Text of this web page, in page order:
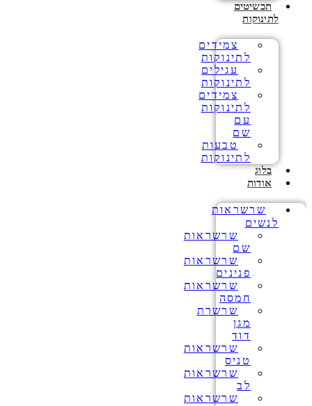
תכשיטים
לתינוקות
צמידים
לתינוקות
עגילים
לתינוקות
צמידים
לתינוקות
עם
שם
טבעות
לתינוקות
בלוג
אודות
שרשראות
לנשים
שרשראות
שם
שרשראות
פנינים
שרשראות
חמסה
שרשרת
מגן
דוד
שרשראות
טניס
שרשראות
לב
שרשראות